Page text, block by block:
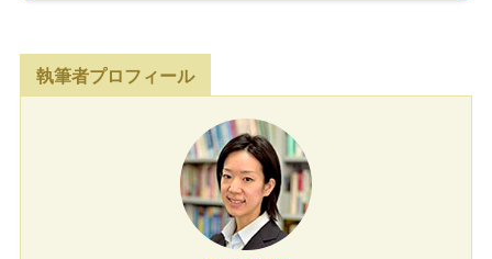
執筆者プロフィール